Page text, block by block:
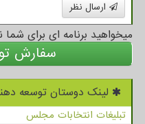
ارسال نظر
میخواهید برنامه ای برای
سفارش
لینک دوستان توسعه
تبلیغات انتخابات مجلس